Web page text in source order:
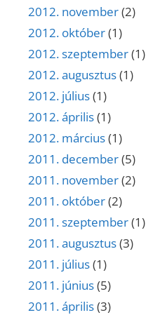
2012. november(2)
2012. október(1)
2012. szeptember(1)
2012. augusztus(1)
2012. július(1)
2012. április(1)
2012. március(1)
2011. december(5)
2011. november(2)
2011. október(2)
2011. szeptember(1)
2011. augusztus(3)
2011. július(1)
2011. június(5)
2011. április(3)